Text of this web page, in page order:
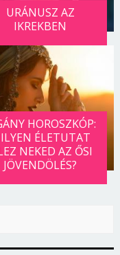
URÁNUSZ AZ
IKREKBEN
HOROSZKÓP:
ÉLETUTAT
NEKED AZ ŐSI
JÖVENDÖLÉS?